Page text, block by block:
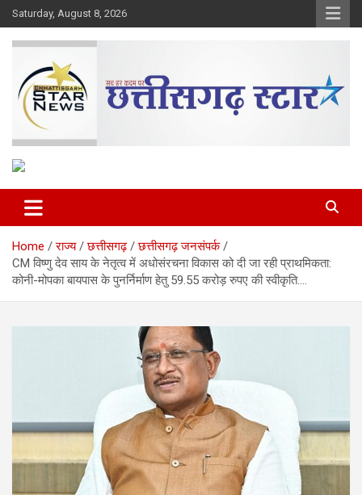
Skip
to
content
Saturday, August 8, 2026
Chhattisgarh Star
Home राज्य छत्तीसगढ़
छत्तीसगढ़ जनसंपर्क
CM विष्णु देव साय के नेतृत्व में अधोसंरचना विकास को दी जा रही प्राथमिकता:
कोनी-मोपका बायपास के पुनर्निर्माण हेतु 59.55 करोड़ रुपए की स्वीकृति….